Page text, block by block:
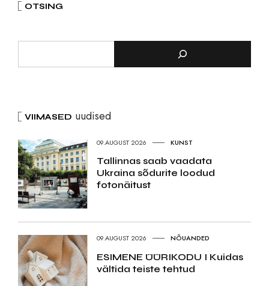
OTSING
VIIMASED uudised
09.AUGUST 2026 KUNST
Tallinnas saab vaadata
Ukraina sõdurite loodud
fotonäitust
09.AUGUST 2026 NÕUANDED
ESIMENE ÜÜRIKODU I Kuidas
vältida teiste tehtud